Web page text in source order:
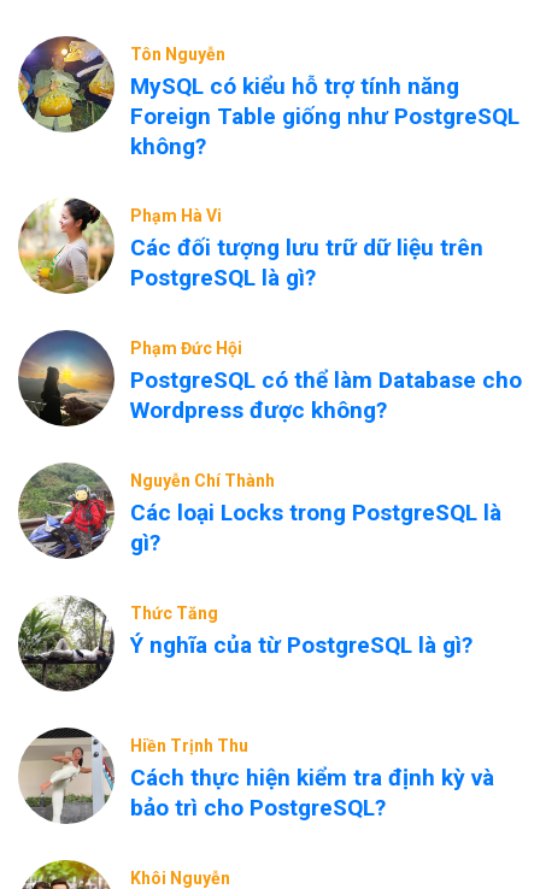
Tôn Nguyễn
MySQL có kiểu hỗ trợ tính năng
Foreign Table giống như PostgreSQL
không?
Phạm Hà Vi
Các đối tượng lưu trữ dữ liệu trên
PostgreSQL là gì?
Phạm Đức Hội
PostgreSQL có thể làm Database cho
Wordpress được không?
Nguyễn Chí Thành
Các loại Locks trong PostgreSQL là
gì?
Thức Tăng
Ý nghĩa của từ PostgreSQL là gì?
Hiền Trịnh Thu
Cách thực hiện kiểm tra định kỳ và
bảo trì cho PostgreSQL?
Khôi Nguyễn